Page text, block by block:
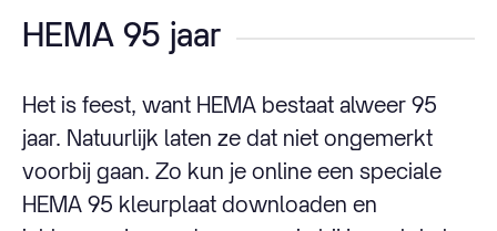
HEMA 95 jaar
Het is feest, want HEMA bestaat alweer 95
jaar. Natuurlijk laten ze dat niet ongemerkt
voorbij gaan. Zo kun je online een speciale
HEMA 95 kleurplaat downloaden en